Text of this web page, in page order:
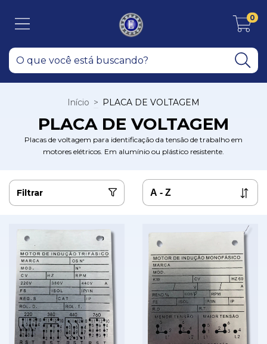
0
Início > PLACA DE VOLTAGEM
PLACA DE VOLTAGEM
Placas de voltagem para identificação da tensão de trabalho em
motores elétricos. Em alumínio ou plástico resistente.
Filtrar